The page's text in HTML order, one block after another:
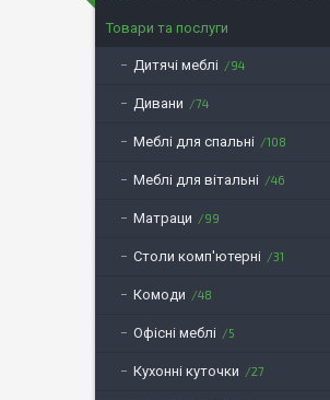
Товари та послуги
Дитячі меблі 94
Дивани 74
Меблі для спальні 108
Меблі для вітальні 46
Матраци 99
Столи комп'ютерні 31
Комоди 48
Офісні меблі 5
Кухонні куточки 27